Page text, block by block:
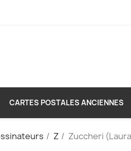
CARTES POSTALES ANCIENNES
Z Zuccheri